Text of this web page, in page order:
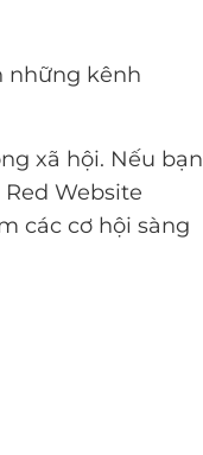
những kênh
xã hội. Nếu bạn
Website
các cơ hội sàng